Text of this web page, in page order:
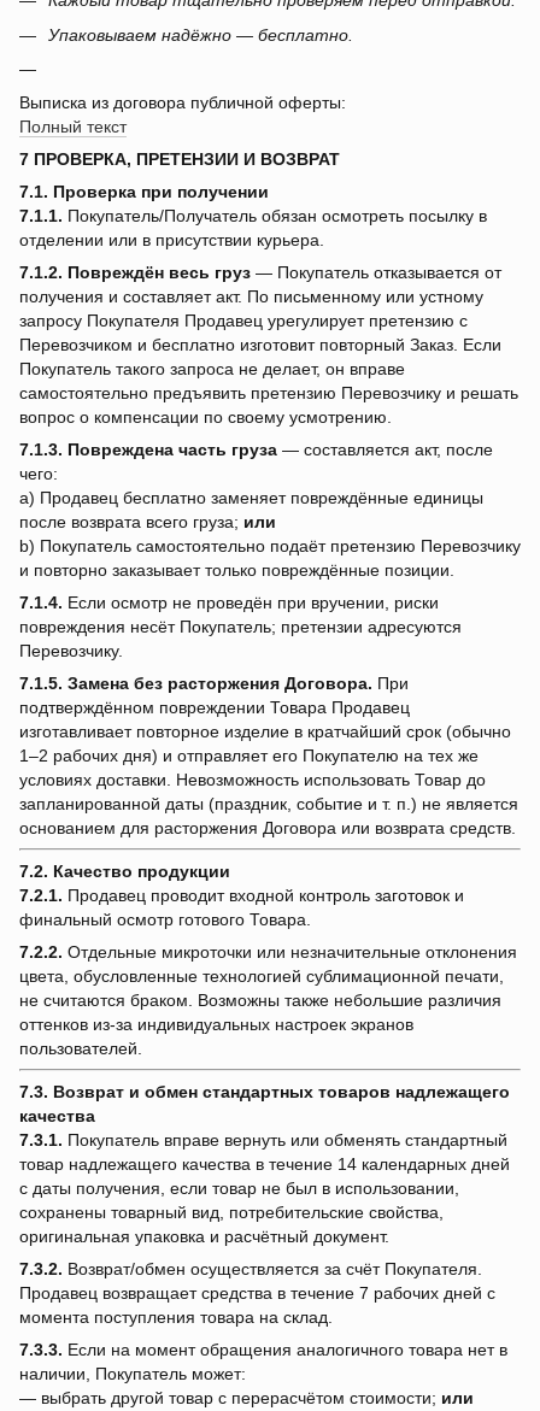
Упаковываем надёжно — бесплатно.
Выписка из договора публичной оферты:
Полный текст
7 ПРОВЕРКА, ПРЕТЕНЗИИ И ВОЗВРАТ
7.1. Проверка при получении
7.1.1. Покупатель/Получатель обязан осмотреть посылку в
отделении или в присутствии курьера.
7.1.2. Повреждён весь груз — Покупатель отказывается от
получения и составляет акт. По письменному или устному
запросу Покупателя Продавец урегулирует претензию с
Перевозчиком и бесплатно изготовит повторный Заказ. Если
Покупатель такого запроса не делает, он вправе
самостоятельно предъявить претензию Перевозчику и решать
вопрос о компенсации по своему усмотрению.
7.1.3. Повреждена часть груза — составляется акт, после
чего:
a) Продавец бесплатно заменяет повреждённые единицы
после возврата всего груза; или
b) Покупатель самостоятельно подаёт претензию Перевозчику
и повторно заказывает только повреждённые позиции.
7.1.4. Если осмотр не проведён при вручении, риски
повреждения несёт Покупатель; претензии адресуются
Перевозчику.
7.1.5. Замена без расторжения Договора. При
подтверждённом повреждении Товара Продавец
изготавливает повторное изделие в кратчайший срок (обычно
1–2 рабочих дня) и отправляет его Покупателю на тех же
условиях доставки. Невозможность использовать Товар до
запланированной даты (праздник, событие и т. п.) не является
основанием для расторжения Договора или возврата средств.
7.2. Качество продукции
7.2.1. Продавец проводит входной контроль заготовок и
финальный осмотр готового Товара.
7.2.2. Отдельные микроточки или незначительные отклонения
цвета, обусловленные технологией сублимационной печати,
не считаются браком. Возможны также небольшие различия
оттенков из-за индивидуальных настроек экранов
пользователей.
7.3. Возврат и обмен стандартных товаров надлежащего
качества
7.3.1. Покупатель вправе вернуть или обменять стандартный
товар надлежащего качества в течение 14 календарных дней
с даты получения, если товар не был в использовании,
сохранены товарный вид, потребительские свойства,
оригинальная упаковка и расчётный документ.
7.3.2. Возврат/обмен осуществляется за счёт Покупателя.
Продавец возвращает средства в течение 7 рабочих дней с
момента поступления товара на склад.
7.3.3. Если на момент обращения аналогичного товара нет в
наличии, Покупатель может:
— выбрать другой товар с перерасчётом стоимости; или